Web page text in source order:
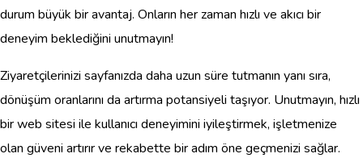
durum büyük bir avantaj. Onların her zaman hızlı ve akıcı bir
deneyim beklediğini unutmayın!
Ziyaretçilerinizi sayfanızda daha uzun süre tutmanın yanı sıra,
dönüşüm oranlarını da artırma potansiyeli taşıyor. Unutmayın, hızlı
bir web sitesi ile kullanıcı deneyimini iyileştirmek, işletmenize
olan güveni artırır ve rekabette bir adım öne geçmenizi sağlar.